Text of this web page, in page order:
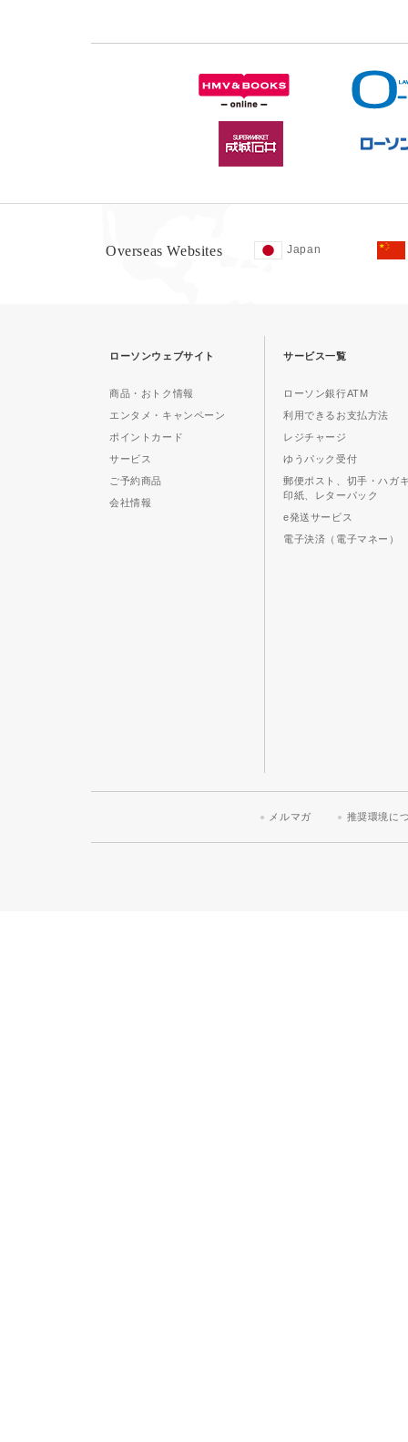
Overseas Websites Japan
ローソンウェブサイト
商品・おトク情報
エンタメ・キャンペーン
ポイントカード
サービス
ご予約商品
会社情報
サービス一覧
ローソン銀行ATM
利用できるお支払方法
レジチャージ
ゆうパック受付
郵便ポスト、切手・ハガ
印紙、レターパック
e発送サービス
電子決済（電子マネー）
メルマガ 推奨環境に